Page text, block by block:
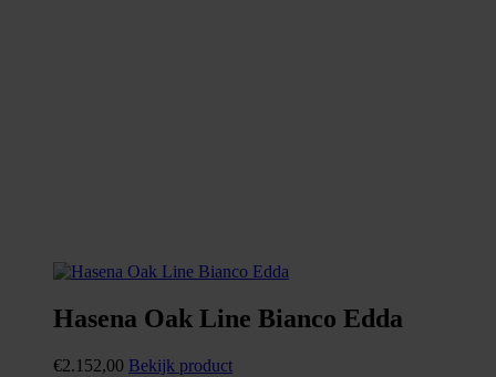
Hasena Oak Line Bianco Edda
€2.152,00 Bekijk product